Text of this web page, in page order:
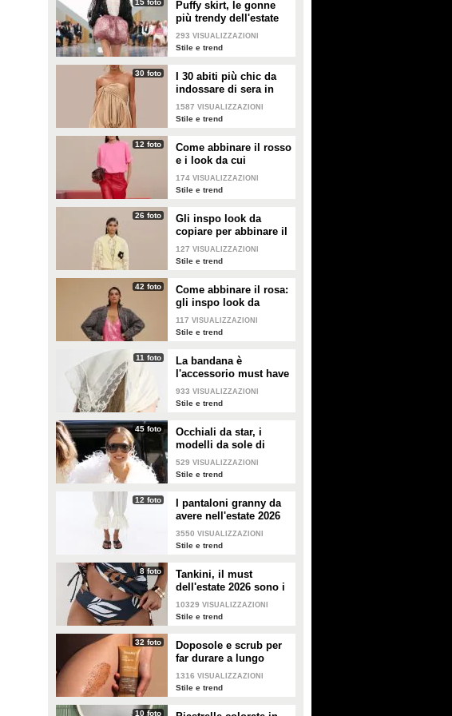
15 foto
Puffy skirt, le gonne
più trendy dell'estate
2026 sono quelle a
palloncino
293 VISUALIZZAZIONI
Stile e trend
30 foto
I 30 abiti più chic da
indossare di sera in
estate
1587 VISUALIZZAZIONI
Stile e trend
12 foto
Come abbinare il rosso
e i look da cui
prendere ispirazione
174 VISUALIZZAZIONI
Stile e trend
26 foto
Gli inspo look da
copiare per abbinare il
giallo
127 VISUALIZZAZIONI
Stile e trend
42 foto
Come abbinare il rosa:
gli inspo look da
copiare
117 VISUALIZZAZIONI
Stile e trend
11 foto
La bandana è
l'accessorio must have
dell'estate 2026: i
modelli di tendenza
933 VISUALIZZAZIONI
Stile e trend
45 foto
Occhiali da star, i
modelli da sole di
tendenza per l'estate
2026
529 VISUALIZZAZIONI
Stile e trend
12 foto
I pantaloni granny da
avere nell'estate 2026
3550 VISUALIZZAZIONI
Stile e trend
8 foto
Tankini, il must
dell'estate 2026 sono i
costumi con la canotta
10329 VISUALIZZAZIONI
Stile e trend
32 foto
Doposole e scrub per
far durare a lungo
l'abbronzatura in estate
1316 VISUALIZZAZIONI
Stile e trend
10 foto